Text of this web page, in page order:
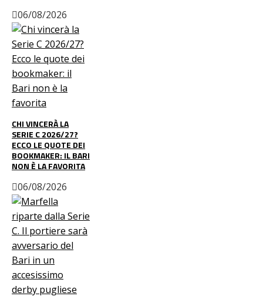
06/08/2026
CHI VINCERÀ LA
SERIE C 2026/27?
ECCO LE QUOTE DEI
BOOKMAKER: IL BARI
NON È LA FAVORITA
06/08/2026